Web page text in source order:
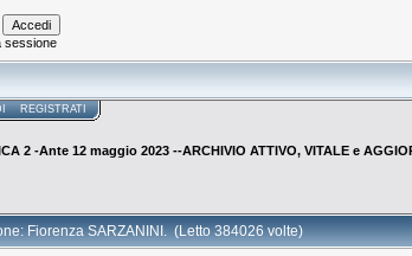
sessione
REGISTRATI
2 -Ante 12 maggio 2023 --ARCHIVIO ATTIVO, VITALE e
Fiorenza SARZANINI. (Letto 384026 volte)